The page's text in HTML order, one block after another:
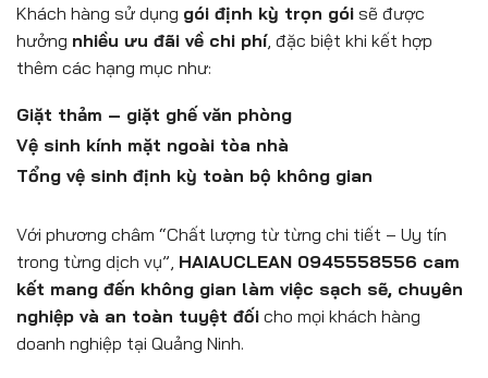
Khách hàng sử dụng gói định kỳ trọn gói sẽ được
hưởng nhiều ưu đãi về chi phí, đặc biệt khi kết hợp
thêm các hạng mục như:
Giặt thảm – giặt ghế văn phòng
Vệ sinh kính mặt ngoài tòa nhà
Tổng vệ sinh định kỳ toàn bộ không gian
Với phương châm “Chất lượng từ từng chi tiết – Uy tín
trong từng dịch vụ”, HAIAUCLEAN 0945558556 cam
kết mang đến không gian làm việc sạch sẽ, chuyên
nghiệp và an toàn tuyệt đối cho mọi khách hàng
doanh nghiệp tại Quảng Ninh.